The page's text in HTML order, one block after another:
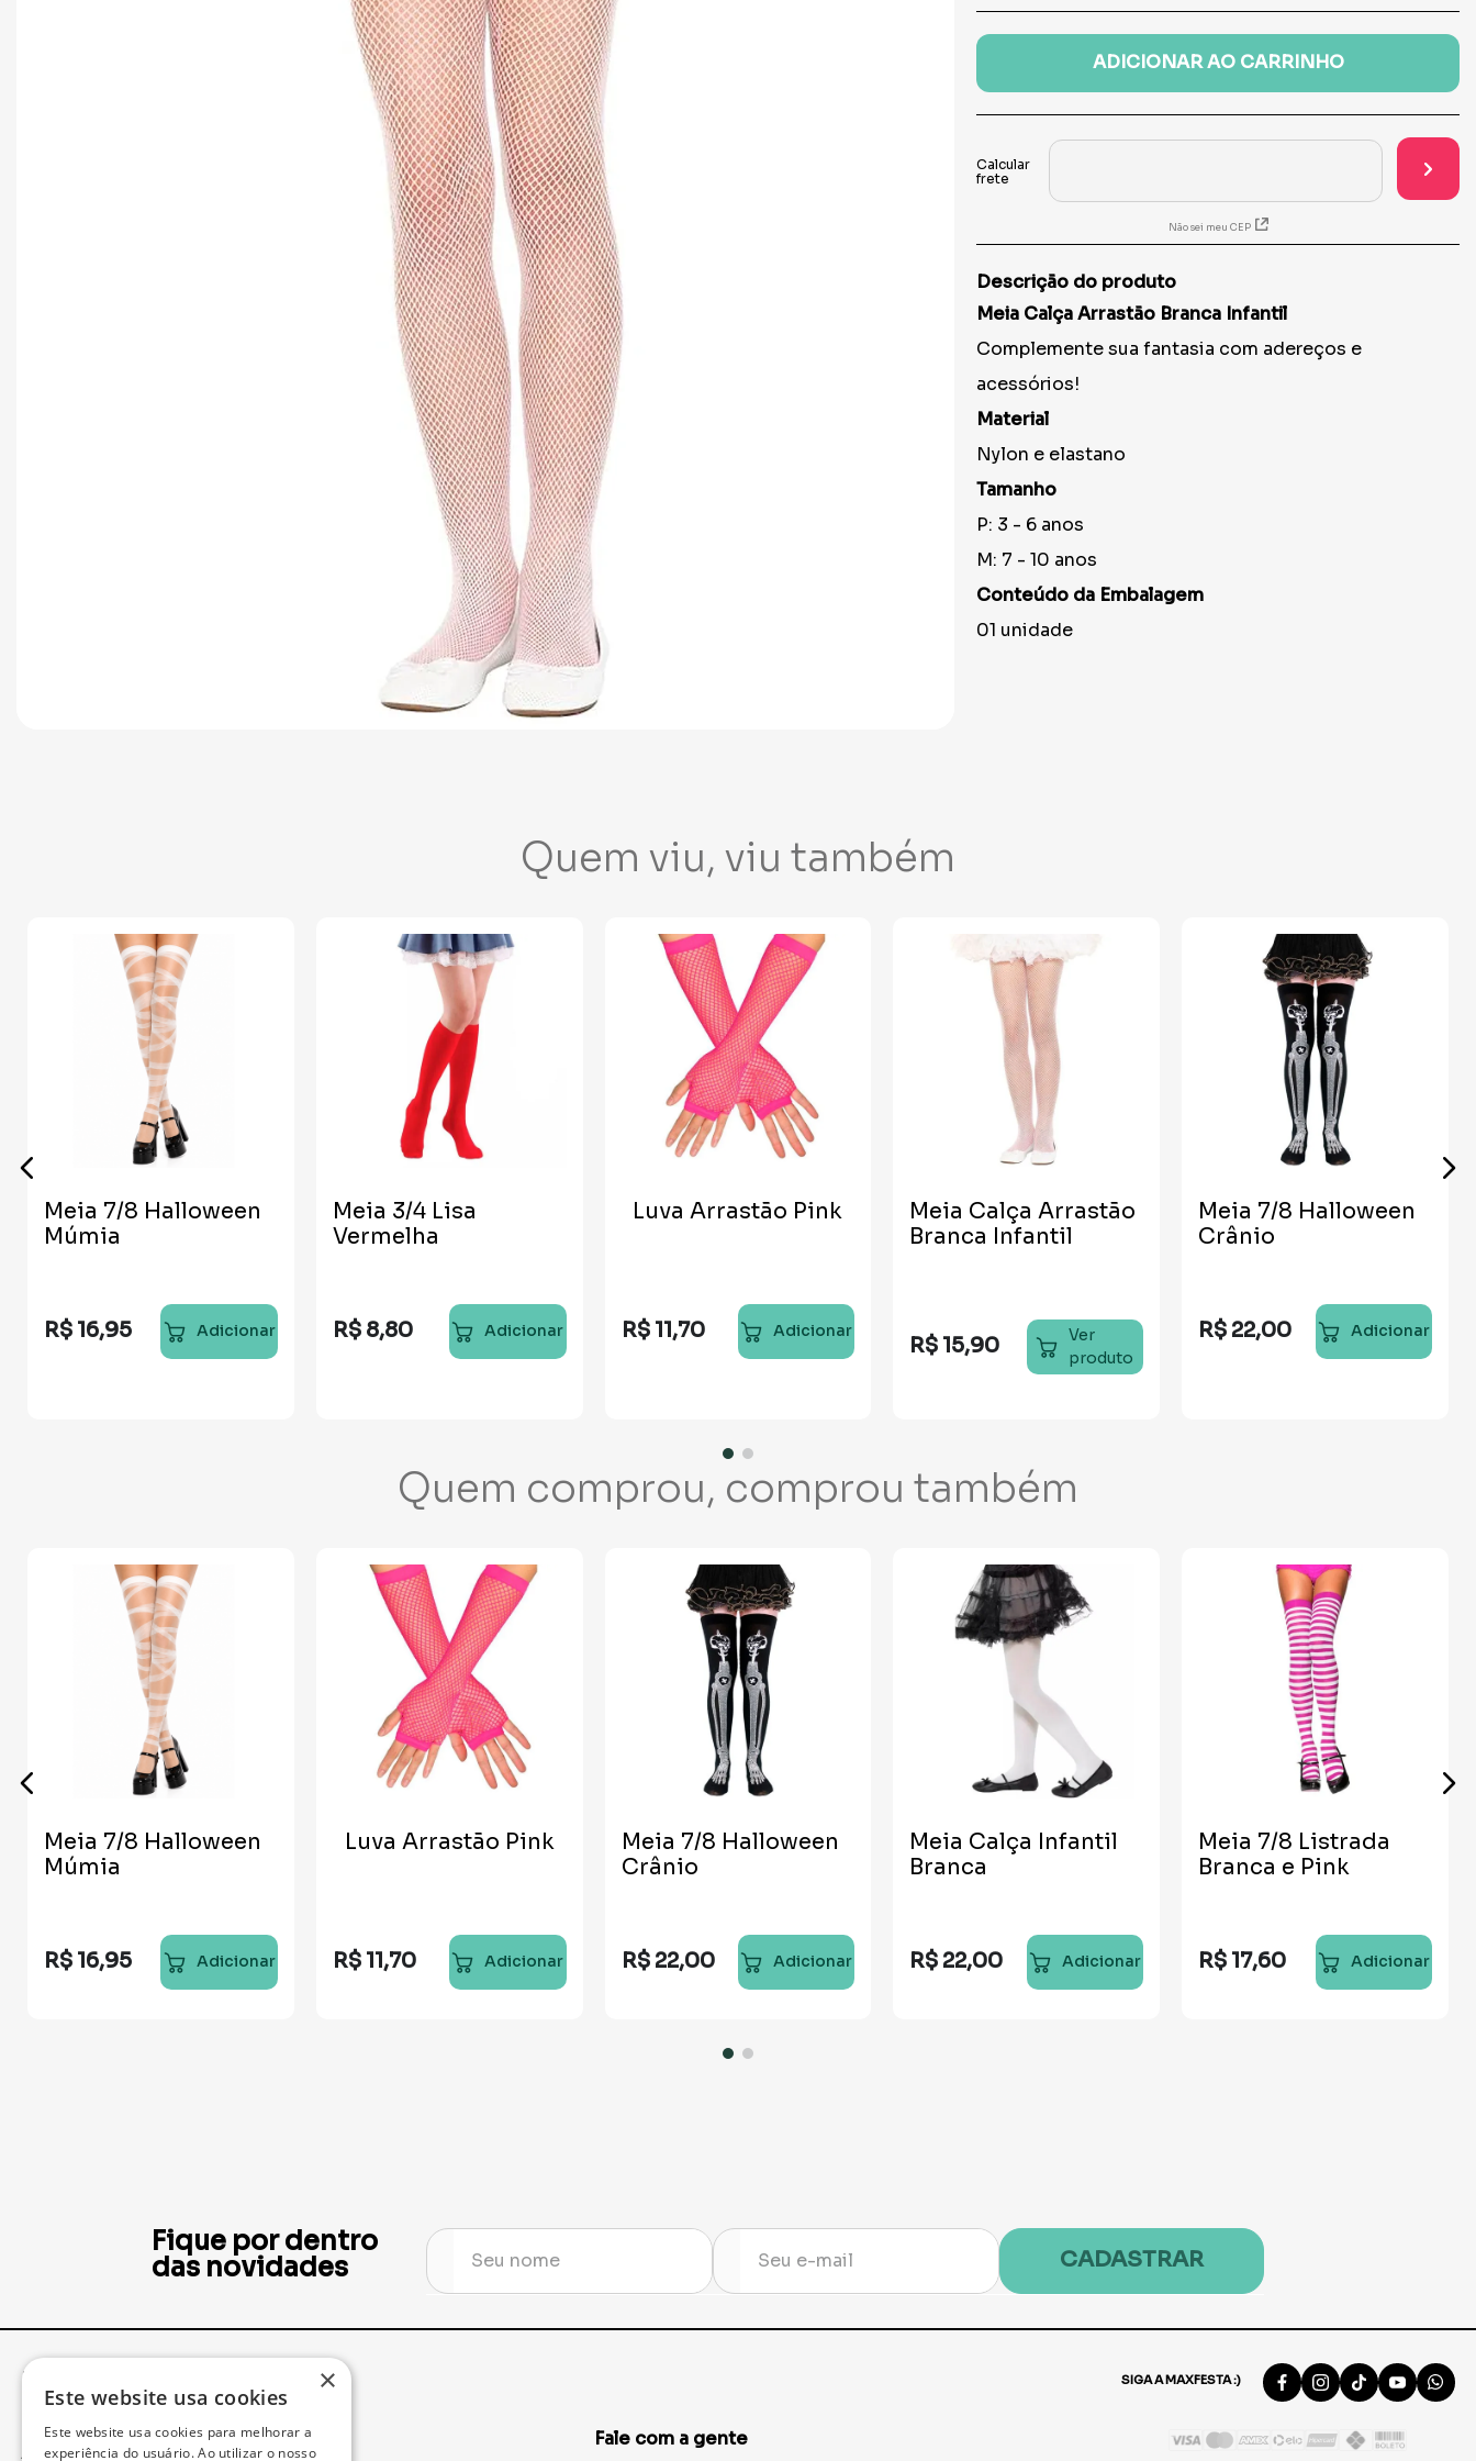
10º festa neon
ADICIONAR AO CARRINHO
Não sei meu CEP
Descrição do produto
Meia Calça Arrastão Branca Infantil
Complemente sua fantasia com adereços e
acessórios!
Material
Nylon e elastano
Tamanho
P: 3 - 6 anos
M: 7 - 10 anos
Conteúdo da Embalagem
01 unidade
Quem viu, viu também
Meia 7/8 Halloween
Múmia
R$ 16,95 Adicionar
Meia 3/4 Lisa
Vermelha
R$ 8,80 Adicionar
Luva Arrastão Pink
R$ 11,70 Adicionar
Meia Calça Arrastão
Branca Infantil
R$ 15,90
Ver
produto
Meia 7/8 Halloween
Crânio
R$ 22,00 Adicionar
Quem comprou, comprou também
Meia 7/8 Halloween
Múmia
R$ 16,95 Adicionar
Luva Arrastão Pink
R$ 11,70 Adicionar
Meia 7/8 Halloween
Crânio
R$ 22,00 Adicionar
Meia Calça Infantil
Branca
R$ 22,00 Adicionar
Meia 7/8 Listrada
Branca e Pink
R$ 17,60 Adicionar
Fique por dentro
das novidades
CADASTRAR
Institucional SIGA A MAXFESTA :)
Acompanhe seu Pedido
Fale com a gente
×
Este website usa cookies
Este website usa cookies para melhorar a
experiência do usuário. Ao utilizar o nosso